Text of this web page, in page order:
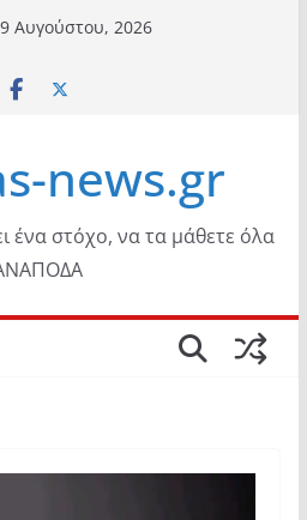
Αυγούστου, 2026
news.gr
ένα στόχο, να τα μάθετε όλα